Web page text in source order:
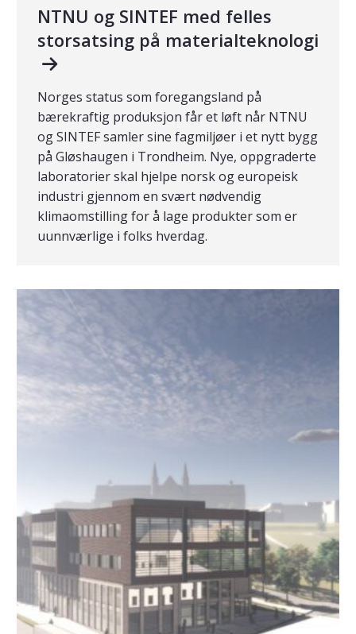
NTNU og SINTEF med felles
storsatsing på materialteknologi
Norges status som foregangsland på
bærekraftig produksjon får et løft når NTNU
og SINTEF samler sine fagmiljøer i et nytt bygg
på Gløshaugen i Trondheim. Nye, oppgraderte
laboratorier skal hjelpe norsk og europeisk
industri gjennom en svært nødvendig
klimaomstilling for å lage produkter som er
uunnværlige i folks hverdag.